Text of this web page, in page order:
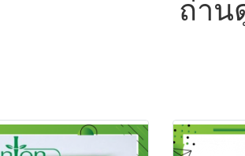
ถ่าน